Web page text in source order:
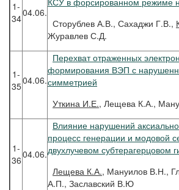
1-
3404.06.
Сторублев А.В., Сахаджи Г.В.,
Журавлев С.Д.
1-
3504.06.
Перехват отраженных
формирования ВЭП с
симметрией
Уткина И.Е., Лещева К.А.,
1-
3604.06.
Влияние нарушений
процесс генерации и модовой
двухлучевом субтерагерцовом
Лещева К.А., Мануилов В.Н.,
А.П., Заславский В.Ю